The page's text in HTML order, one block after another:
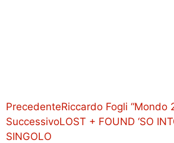
PrecedenteRiccardo Fogli “Mondo
SuccessivoLOST + FOUND ‘SO
SINGOLO